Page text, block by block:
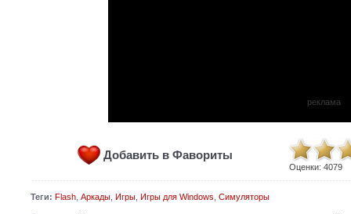
реклама
Добавить в Фавориты
Оценки: 4079
Теги: Flash, Аркады, Игры, Игры для Windows Симуляторы